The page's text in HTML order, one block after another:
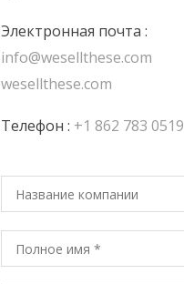
Электронная почта :
info@wesellthese.com
wesellthese.com
Телефон : +1 862 783 0519